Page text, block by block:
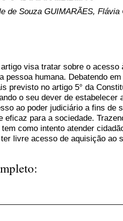
de Souza GUIMARÃES, Flávia
visa tratar sobre o
pessoa humana. Debatendo
previsto no artigo 5° da
o seu dever de estabelecer
ao poder judiciário a fins de
eficaz para a sociedade.
tem como intento atender
livre acesso de aquisição ao